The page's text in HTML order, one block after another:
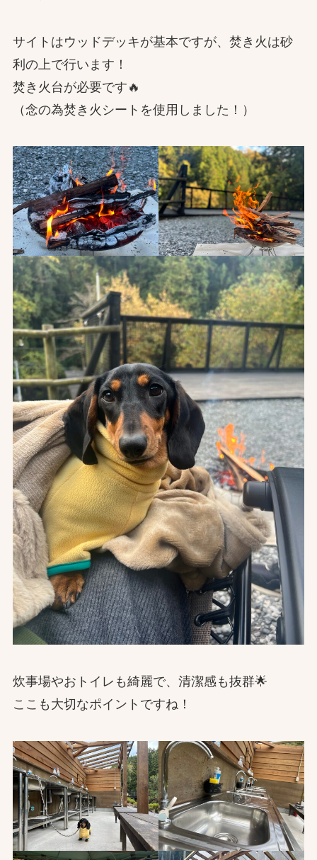
サイトはウッドデッキが基本ですが、焚き火は砂
利の上で行います！
焚き火台が必要です🔥
（念の為焚き火シートを使用しました！）
炊事場やおトイレも綺麗で、清潔感も抜群🌟
ここも大切なポイントですね！